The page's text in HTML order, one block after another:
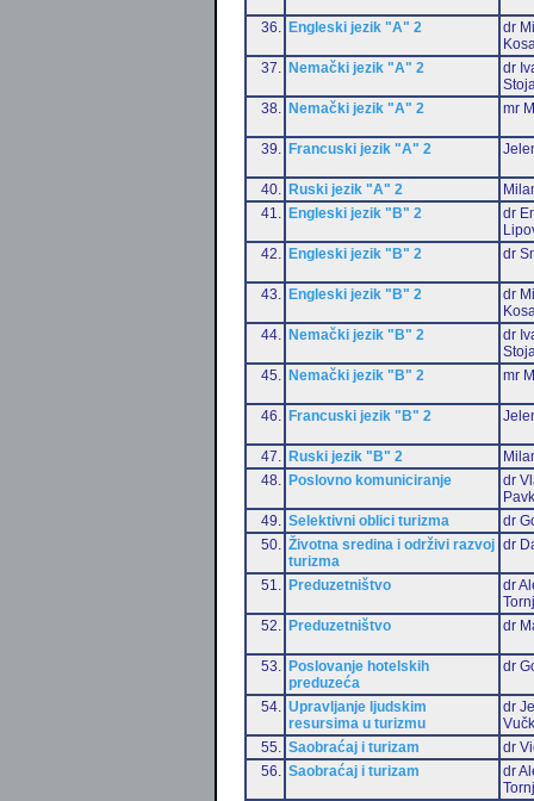
36. Engleski jezik "A" 2
dr
37.
Nemački jezik "A" 2
dr
38.
Nemački jezik "A" 2 mr
39. Francuski jezik "A" 2
40. Ruski jezik "A" 2
41.
Engleski jezik "B" 2
dr
42.
Engleski jezik "B" 2 dr
43. Engleski jezik "B" 2
dr
44.
Nemački jezik "B" 2
dr
45.
Nemački jezik "B" 2 mr
46. Francuski jezik "B" 2
47. Ruski jezik "B" 2
48.
Poslovno komuniciranje
dr
49.
Selektivni oblici turizma
dr
50.
Životna sredina i održivi razvoj
turizma
dr
51. Preduzetništvo
dr
52.
Preduzetništvo dr
53.
Poslovanje hotelskih
preduzeća
dr
54.
Upravljanje ljudskim
resursima u turizmu
dr
55.
Saobraćaj i turizam
dr
56.
Saobraćaj i turizam
dr